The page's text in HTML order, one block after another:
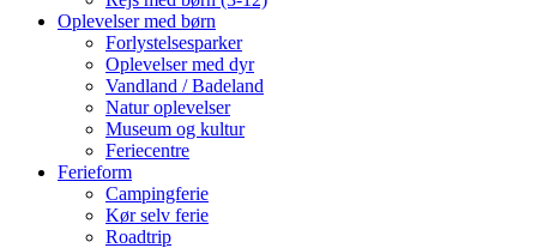
Oplevelser med børn
Forlystelsesparker
Oplevelser med dyr
Vandland / Badeland
Natur oplevelser
Museum og kultur
Feriecentre
Ferieform
Campingferie
Kør selv ferie
Roadtrip